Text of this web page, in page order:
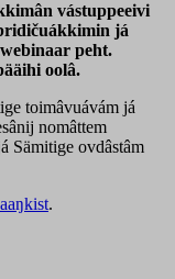
vástuppeeivi
já
peht.
oolâ.
toimâvuávám já
nomâttem
Sämitige ovdâstâm
.